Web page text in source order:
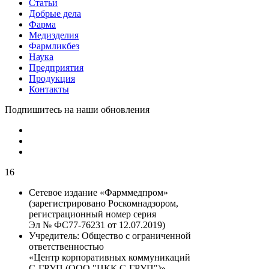
Статьи
Добрые дела
Фарма
Медизделия
Фармликбез
Наука
Предприятия
Продукция
Контакты
Подпишитесь на наши обновления
16
Сетевое издание «Фарммедпром»
(зарегистрировано Роскомнадзором,
регистрационный номер серия
Эл № ФС77-76231 от 12.07.2019)
Учредитель: Общество с ограниченной
ответственностью
«Центр корпоративных коммуникаций